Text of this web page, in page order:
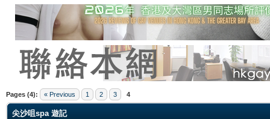
Pages (4): « Previous 1 2 3 4
尖沙咀spa 遊記